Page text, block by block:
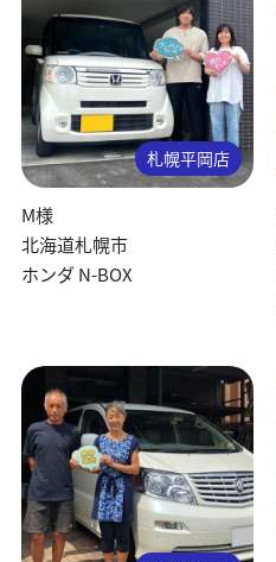
札幌平岡店
M様
北海道札幌市
ホンダ N-BOX